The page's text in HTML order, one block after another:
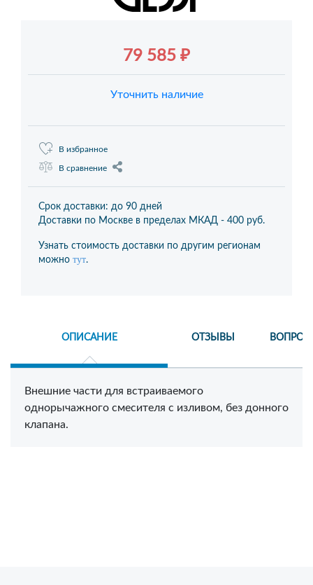
79 585 ₽
Уточнить наличие
В избранное
В сравнение
Срок доставки: до 90 дней
Доставки по Москве в пределах МКАД - 400 руб.
Узнать стоимость доставки по другим регионам
можно тут.
ОПИСАНИЕ ОТЗЫВЫ
Внешние части для встраиваемого
однорычажного смесителя с изливом, без донного
клапана.